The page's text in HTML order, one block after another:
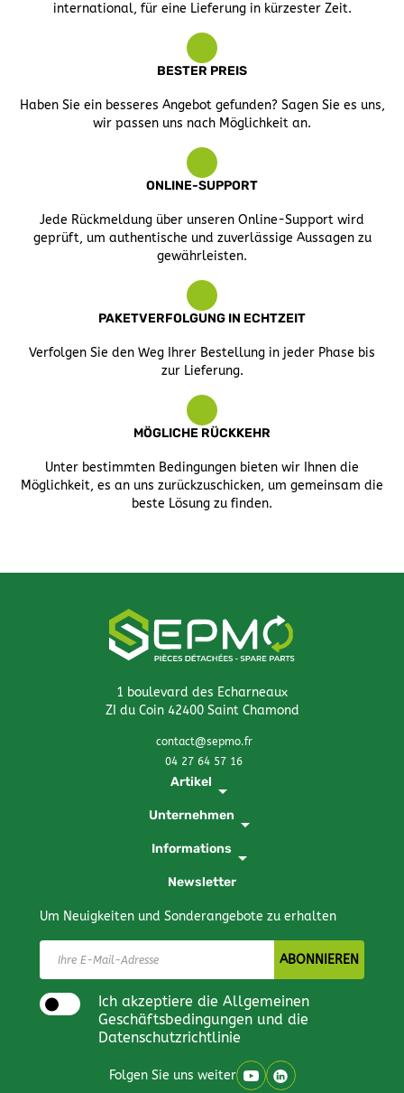
international, für eine Lieferung in kürzester Zeit.
BESTER PREIS
Haben Sie ein besseres Angebot gefunden? Sagen Sie es uns,
wir passen uns nach Möglichkeit an.
ONLINE-SUPPORT
Jede Rückmeldung über unseren Online-Support wird
geprüft, um authentische und zuverlässige Aussagen zu
gewährleisten.
PAKETVERFOLGUNG IN ECHTZEIT
Verfolgen Sie den Weg Ihrer Bestellung in jeder Phase bis
zur Lieferung.
MÖGLICHE RÜCKKEHR
Unter bestimmten Bedingungen bieten wir Ihnen die
Möglichkeit, es an uns zurückzuschicken, um gemeinsam die
beste Lösung zu finden.
1 boulevard des Echarneaux
ZI du Coin 42400 Saint Chamond
contact@sepmo.fr
04 27 64 57 16
Artikel arrow_drop_down
Unternehmen arrow_drop_down
Informations arrow_drop_down
Newsletter
Um Neuigkeiten und Sonderangebote zu erhalten
Ich akzeptiere die Allgemeinen
Geschäftsbedingungen und die
Datenschutzrichtlinie
Folgen Sie uns weiter